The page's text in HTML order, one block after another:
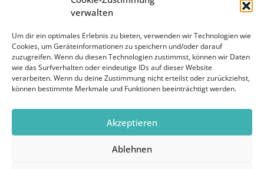
verwalten
Um dir ein optimales Erlebnis zu bieten, verwenden wir Technologien wie
Cookies, um Geräteinformationen zu speichern und/oder darauf
zuzugreifen. Wenn du diesen Technologien zustimmst, können wir Daten
wie das Surfverhalten oder eindeutige IDs auf dieser Website
verarbeiten. Wenn du deine Zustimmung nicht erteilst oder zurückziehst,
können bestimmte Merkmale und Funktionen beeinträchtigt werden.
Akzeptieren
Ablehnen
Home
Apps
Kontakt
RECHTLICHES
Impressum